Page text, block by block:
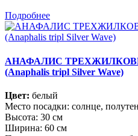
Подробнее
АНАФАЛИС
(Anaphalis tripl Silver Wave)
Цвет: белый
Место посадки: cолнце,
Высота: 30 см
Ширина: 60 см